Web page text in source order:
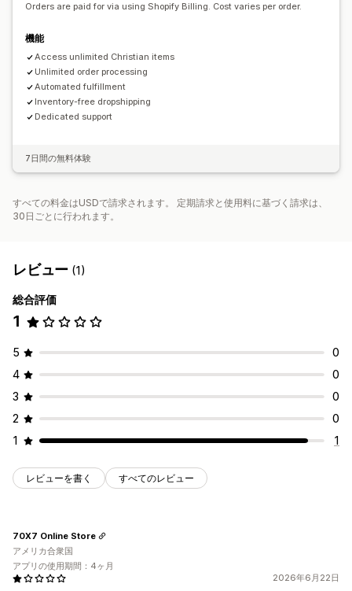
Orders are paid for via using Shopify Billing. Cost varies per order.
機能
Access unlimited Christian items
Unlimited order processing
Automated fulfillment
Inventory-free dropshipping
Dedicated support
7日間の無料体験
すべての料金はUSDで請求されます。 定期請求と使用料に基づく請求は、
30日ごとに行われます。
レビュー (1)
総合評価
1
5
0
4
0
3
0
2
0
1
1
レビューを書く すべてのレビュー
2026年6月22日
70X7 Online Store
アメリカ合衆国
アプリの使用期間：4ヶ月